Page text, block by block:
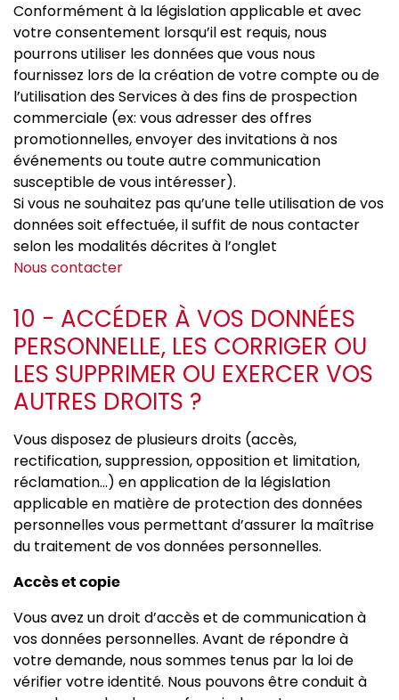
Conformément à la législation applicable et avec
votre consentement lorsqu’il est requis, nous
pourrons utiliser les données que vous nous
fournissez lors de la création de votre compte ou de
l’utilisation des Services à des fins de prospection
commerciale (ex: vous adresser des offres
promotionnelles, envoyer des invitations à nos
événements ou toute autre communication
susceptible de vous intéresser).
Si vous ne souhaitez pas qu’une telle utilisation de vos
données soit effectuée, il suffit de nous contacter
selon les modalités décrites à l’onglet
Nous contacter
10 - ACCÉDER À VOS DONNÉES
PERSONNELLE, LES CORRIGER OU
LES SUPPRIMER OU EXERCER VOS
AUTRES DROITS ?
Vous disposez de plusieurs droits (accès,
rectification, suppression, opposition et limitation,
réclamation...) en application de la législation
applicable en matière de protection des données
personnelles vous permettant d’assurer la maîtrise
du traitement de vos données personnelles.
Accès et copie
Vous avez un droit d’accès et de communication à
vos données personnelles. Avant de répondre à
votre demande, nous sommes tenus par la loi de
vérifier votre identité. Nous pouvons être conduit à